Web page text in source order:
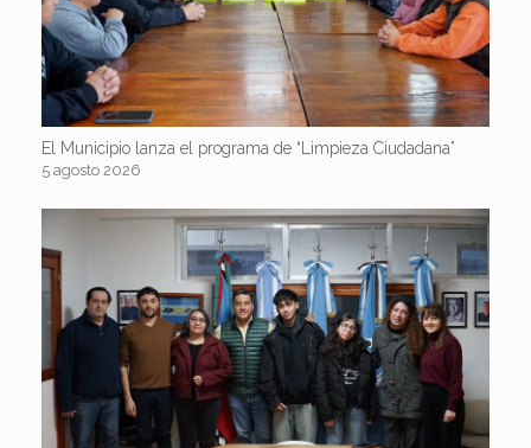
El Municipio lanza el programa de “Limpieza Ciudadana”
5 agosto 2026